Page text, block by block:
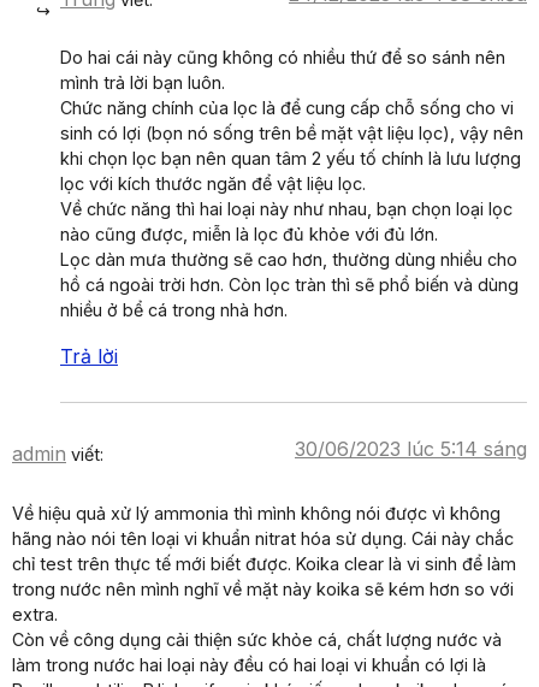
Do hai cái này cũng không có nhiều thứ để so sánh nên
mình trả lời bạn luôn.
Chức năng chính của lọc là để cung cấp chỗ sống cho vi
sinh có lợi (bọn nó sống trên bề mặt vật liệu lọc), vậy nên
khi chọn lọc bạn nên quan tâm 2 yếu tố chính là lưu lượng
lọc với kích thước ngăn để vật liệu lọc.
Về chức năng thì hai loại này như nhau, bạn chọn loại lọc
nào cũng được, miễn là lọc đủ khỏe với đủ lớn.
Lọc dàn mưa thường sẽ cao hơn, thường dùng nhiều cho
hồ cá ngoài trời hơn. Còn lọc tràn thì sẽ phổ biến và dùng
nhiều ở bể cá trong nhà hơn.
Trả lời
admin viết: 30/06/2023 lúc 5:14 sáng
Về hiệu quả xử lý ammonia thì mình không nói được vì không
hãng nào nói tên loại vi khuẩn nitrat hóa sử dụng. Cái này chắc
chỉ test trên thực tế mới biết được. Koika clear là vi sinh để làm
trong nước nên mình nghĩ về mặt này koika sẽ kém hơn so với
extra.
Còn về công dụng cải thiện sức khỏe cá, chất lượng nước và
làm trong nước hai loại này đều có hai loại vi khuẩn có lợi là